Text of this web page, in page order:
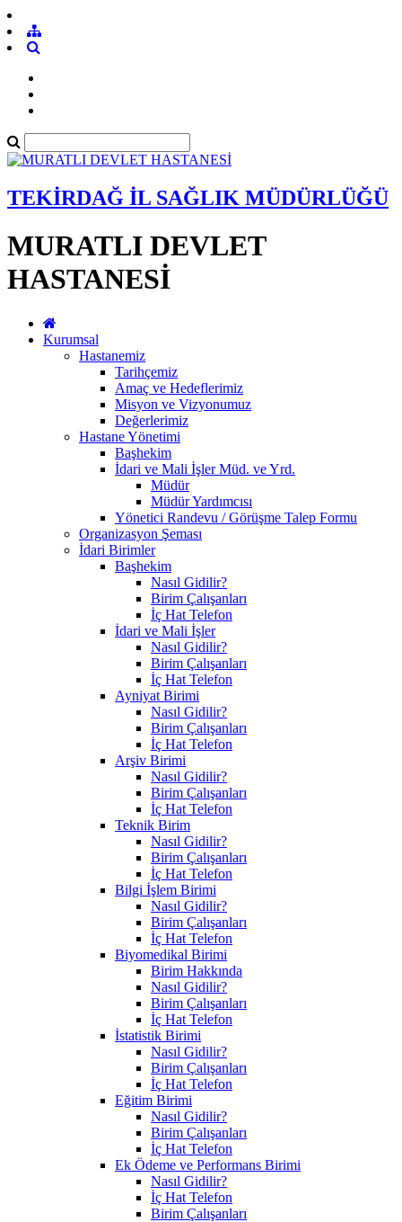
TEKİRDAĞ İL SAĞLIK MÜDÜRLÜĞÜ
MURATLI DEVLET
HASTANESİ
Kurumsal
Hastanemiz
Tarihçemiz
Amaç ve Hedeflerimiz
Misyon ve Vizyonumuz
Değerlerimiz
Hastane Yönetimi
Başhekim
İdari ve Mali İşler Müd. ve Yrd.
Müdür
Müdür Yardımcısı
Yönetici Randevu / Görüşme Talep Formu
Organizasyon Şeması
İdari Birimler
Başhekim
Nasıl Gidilir?
Birim Çalışanları
İç Hat Telefon
İdari ve Mali İşler
Nasıl Gidilir?
Birim Çalışanları
İç Hat Telefon
Ayniyat Birimi
Nasıl Gidilir?
Birim Çalışanları
İç Hat Telefon
Arşiv Birimi
Nasıl Gidilir?
Birim Çalışanları
İç Hat Telefon
Teknik Birim
Nasıl Gidilir?
Birim Çalışanları
İç Hat Telefon
Bilgi İşlem Birimi
Nasıl Gidilir?
Birim Çalışanları
İç Hat Telefon
Biyomedikal Birimi
Birim Hakkında
Nasıl Gidilir?
Birim Çalışanları
İç Hat Telefon
İstatistik Birimi
Nasıl Gidilir?
Birim Çalışanları
İç Hat Telefon
Eğitim Birimi
Nasıl Gidilir?
Birim Çalışanları
İç Hat Telefon
Ek Ödeme ve Performans Birimi
Nasıl Gidilir?
İç Hat Telefon
Birim Çalışanları